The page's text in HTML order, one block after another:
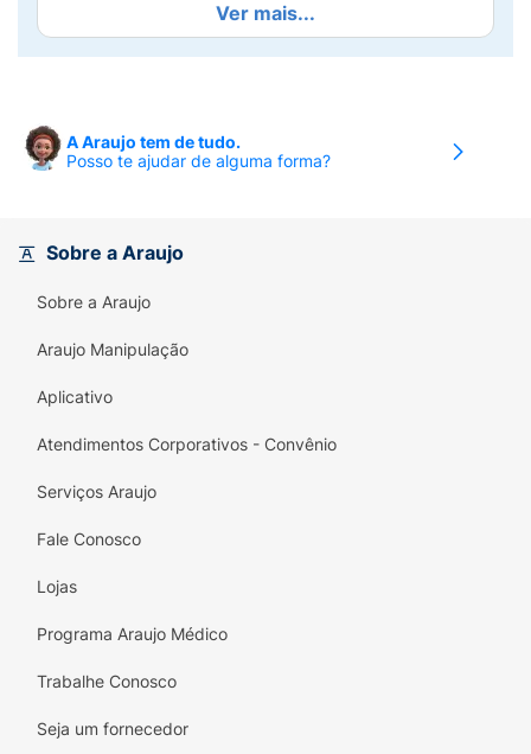
Além de possuir uma textura crocante que os
cães adoram, esta fórmula do Biscrok
corantes e aromatizantes artificiais e conta
com ingredientes naturais
rigorosamente
minerais essenciais para a manutenção de
ossos e dentes fortes, além de
atua diretamente na saúde da pele e no brilho
da pelagem. O pacote de 500g traz um
os biscoitos fresquinhos e crocantes até o
final.
densidade adaptados especialmente para a
atrativo de Maçã, Linhaça e Aveia, feito
Ver mais...
A Araujo tem de tudo.
Posso te ajudar de alguma forma?
Sobre a Araujo
Sobre a Araujo
Araujo Manipulação
Aplicativo
Atendimentos Corporativos - Convênio
Serviços Araujo
Fale Conosco
Lojas
Programa Araujo Médico
Trabalhe Conosco
Seja um fornecedor